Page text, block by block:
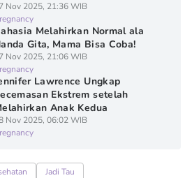
Nov 2025, 21:36 WIB
Melahirkan Normal ala
Gita, Mama Bisa Coba!
Nov 2025, 21:06 WIB
Lawrence Ungkap
Ekstrem setelah
Anak Kedua
Nov 2025, 06:02 WIB
Jadi Tau